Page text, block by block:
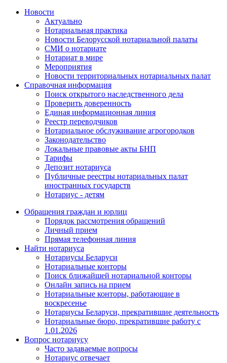
Новости
Актуально
Нотариальная практика
Новости Белорусской нотариальной палаты
СМИ о нотариате
Нотариат в мире
Мероприятия
Новости территориальных нотариальных палат
Справочная информация
Поиск открытого наследственного дела
Проверить доверенность
Единая информационная линия
Реестр переводчиков
Нотариальное обслуживание агрогородков
Законодательство
Локальные правовые акты БНП
Тарифы
Депозит нотариуса
Публичные реестры нотариальных палат
иностранных государств
Нотариус - детям
Обращения граждан и юрлиц
Порядок рассмотрения обращений
Личный прием
Прямая телефонная линия
Найти нотариуса
Нотариусы Беларуси
Нотариальные конторы
Поиск ближайшей нотариальной конторы
Онлайн запись на прием
Нотариальные конторы, работающие в
воскресенье
Нотариусы Беларуси, прекратившие деятельность
Нотариальные бюро, прекратившие работу с
1.01.2026
Вопрос нотариусу
Часто задаваемые вопросы
Нотариус отвечает